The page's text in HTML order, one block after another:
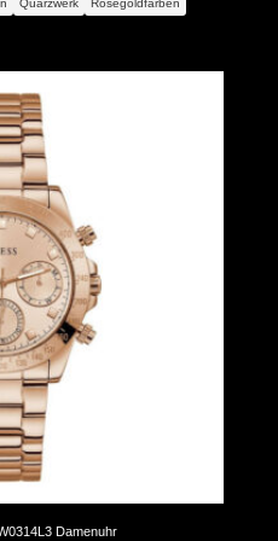
Quarzwerk Rosegoldfarben
Damenuhr